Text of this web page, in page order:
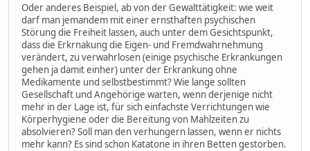
Oder anderes Beispiel, ab von der Gewalttätigkeit: wie weit
darf man jemandem mit einer ernsthaften psychischen
Störung die Freiheit lassen, auch unter dem Gesichtspunkt,
dass die Erkrnakung die Eigen- und Fremdwahrnehmung
verändert, zu verwahrlosen (einige psychische Erkrankungen
gehen ja damit einher) unter der Erkrankung ohne
Medikamente und selbstbestimmt? Wie lange sollten
Gesellschaft und Angehörige warten, wenn derjenige nicht
mehr in der Lage ist, für sich einfachste Verrichtungen wie
Körperhygiene oder die Bereitung von Mahlzeiten zu
absolvieren? Soll man den verhungern lassen, wenn er nichts
mehr kann? Es sind schon Katatone in ihren Betten gestorben.